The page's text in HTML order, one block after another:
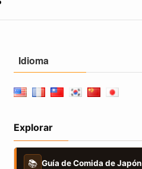
Idioma
Explorar
📚 Guía de Comida de Japón